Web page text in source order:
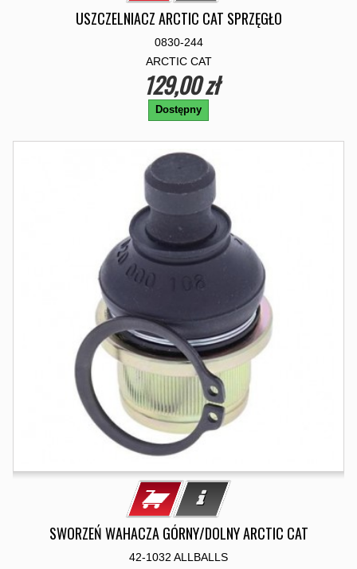
USZCZELNIACZ ARCTIC CAT SPRZĘGŁO
0830-244
ARCTIC CAT
129,00 zł
Dostępny
SWORZEŃ WAHACZA GÓRNY/DOLNY ARCTIC CAT
42-1032 ALLBALLS